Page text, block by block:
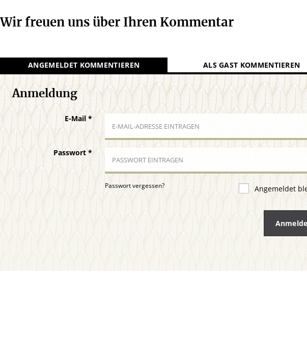
Wir freuen uns über Ihren Kommentar
ANGEMELDET KOMMENTIEREN ALS GAST KOMMENTIEREN
Anmeldung
E-Mail *
Passwort*
Passwort vergessen? Angemeldet